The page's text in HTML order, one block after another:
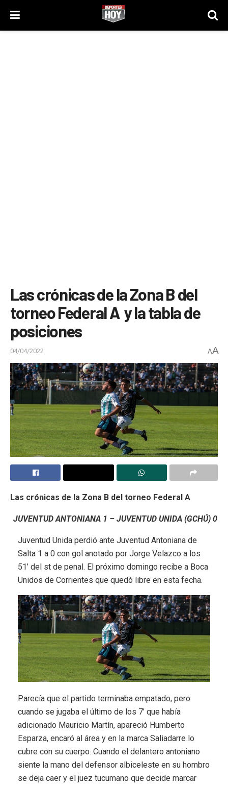
Las crónicas de la Zona B del
torneo Federal A y la tabla de
posiciones
04/04/2022 AA
Las crónicas de la Zona B del torneo Federal A
JUVENTUD ANTONIANA 1 – JUVENTUD UNIDA (GCHÚ) 0
Juventud Unida perdió ante Juventud Antoniana de
Salta 1 a 0 con gol anotado por Jorge Velazco a los
51’ del st de penal. El próximo domingo recibe a Boca
Unidos de Corrientes que quedó libre en esta fecha.
Parecía que el partido terminaba empatado, pero
cuando se jugaba el último de los 7’ que había
adicionado Mauricio Martín, apareció Humberto
Esparza, encaró al área y en la marca Saliadarre lo
cubre con su cuerpo. Cuando el delantero antoniano
siente la mano del defensor albiceleste en su hombro
se deja caer y el juez tucumano que decide marcar